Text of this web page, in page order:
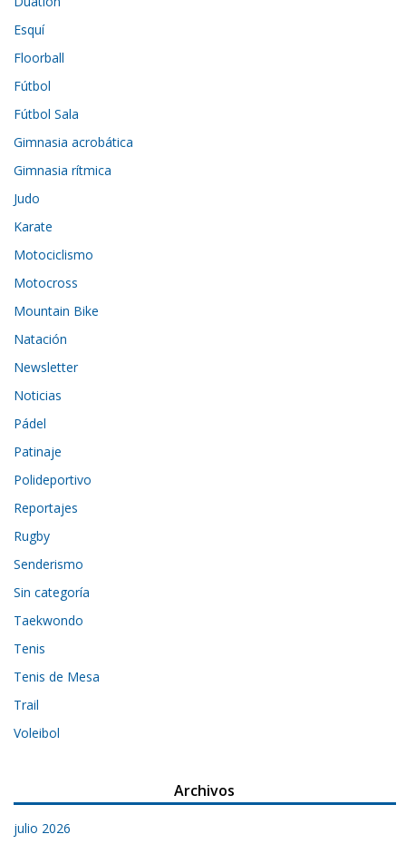
Esquí
Floorball
Fútbol
Fútbol Sala
Gimnasia acrobática
Gimnasia rítmica
Judo
Karate
Motociclismo
Motocross
Mountain Bike
Natación
Newsletter
Noticias
Pádel
Patinaje
Polideportivo
Reportajes
Rugby
Senderismo
Sin categoría
Taekwondo
Tenis
Tenis de Mesa
Trail
Voleibol
Archivos
julio 2026